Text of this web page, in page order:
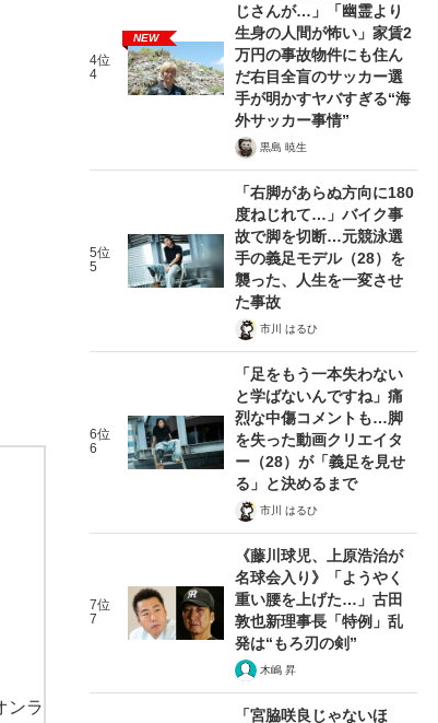
待ち焦がれた200盗塁達成…私たちが日本ハム・中島卓
のはいやだ。負けるのはつまらない。13連敗で止まっ
ァイターズ・石川直也投手が再び目指す、9回のひりひ
ンラ
4位
4
NEW
じさんが…」「幽霊より
生身の人間が怖い」家賃2
万円の事故物件にも住ん
だ右目全盲のサッカー選
手が明かすヤバすぎる“海
外サッカー事情”
黒島 暁生
5位
5
「右脚があらぬ方向に180
度ねじれて…」バイク事
故で脚を切断…元競泳選
手の義足モデル（28）を
襲った、人生を一変させ
た事故
市川 はるひ
6位
6
「足をもう一本失わない
と学ばないんですね」痛
烈な中傷コメントも…脚
を失った動画クリエイタ
ー（28）が「義足を見せ
る」と決めるまで
市川 はるひ
7位
7
《藤川球児、上原浩治が
名球会入り》「ようやく
重い腰を上げた…」古田
敦也新理事長「特例」乱
発は“もろ刃の剣”
木嶋 昇
「宮脇咲良じゃないほ